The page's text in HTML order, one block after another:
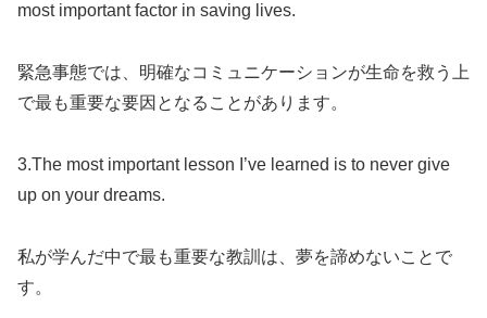
most important factor in saving lives.
緊急事態では、明確なコミュニケーションが生命を救う上
で最も重要な要因となることがあります。
3.The most important lesson I’ve learned is to never give
up on your dreams.
私が学んだ中で最も重要な教訓は、夢を諦めないことで
す。